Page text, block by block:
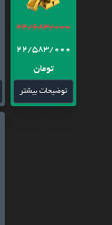
22/683/000
22/583/000
تومان
توضیحات بیشتر